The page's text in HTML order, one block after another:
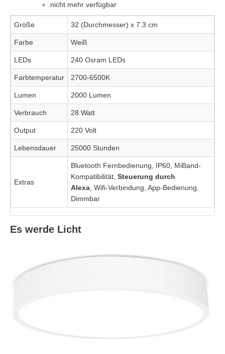
nicht mehr verfügbar
Größe 32 (Durchmesser) x 7.3 cm
Farbe Weiß
LEDs 240 Osram LEDs
Farbtemperatur 2700-6500K
Lumen 2000 Lumen
Verbrauch 28 Watt
Output 220 Volt
Lebensdauer 25000 Stunden
Extras
Bluetooth Fernbedienung, IP60, MiBand-
Kompatibilität, Steuerung durch
Alexa, Wifi-Verbindung, App-Bedienung,
Dimmbar
Es werde Licht